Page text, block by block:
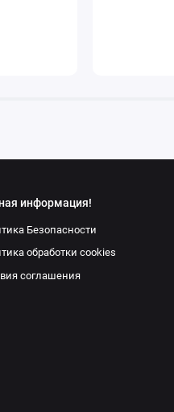
информация!
Безопасности
обработки cookies
соглашения